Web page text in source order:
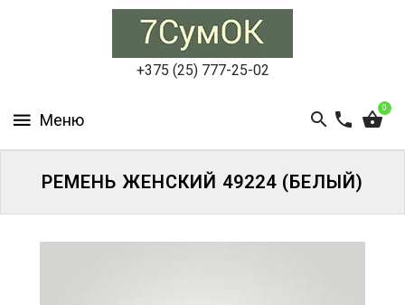
+375 (25) 777-25-02
0
МУЖСКИЕ
РЕМЕНЬ ЖЕНСКИЙ 49224 (БЕЛЫЙ)